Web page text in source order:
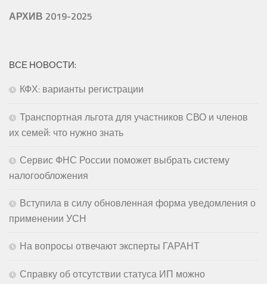
АРХИВ 2019-2025
ВСЕ НОВОСТИ:
КФХ: варианты регистрации
Транспортная льгота для участников СВО и членов
их семей: что нужно знать
Сервис ФНС России поможет выбрать систему
налогообложения
Вступила в силу обновленная форма уведомления о
применении УСН
На вопросы отвечают эксперты ГАРАНТ
Справку об отсутствии статуса ИП можно